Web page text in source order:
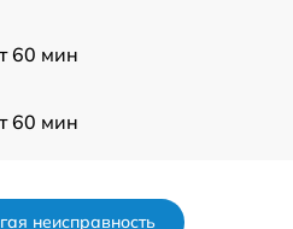
60 мин
60 мин
неисправность